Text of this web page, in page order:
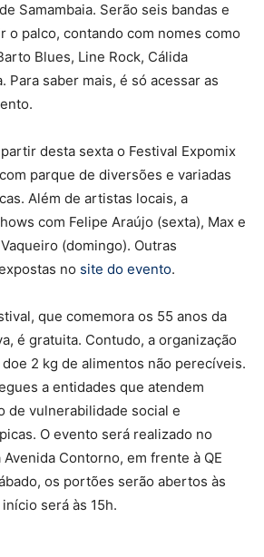
Samambaia. Serão seis bandas e
o palco, contando com nomes como
Blues, Line Rock, Cálida
Para saber mais, é só acessar as
desta sexta o Festival Expomix
parque de diversões e variadas
Além de artistas locais, a
com Felipe Araújo (sexta), Max e
(domingo). Outras
no site do evento.
que comemora os 55 anos da
é gratuita. Contudo, a organização
2 kg de alimentos não perecíveis.
a entidades que atendem
de vulnerabilidade social e
O evento será realizado no
Contorno, em frente à QE
os portões serão abertos às
será às 15h.